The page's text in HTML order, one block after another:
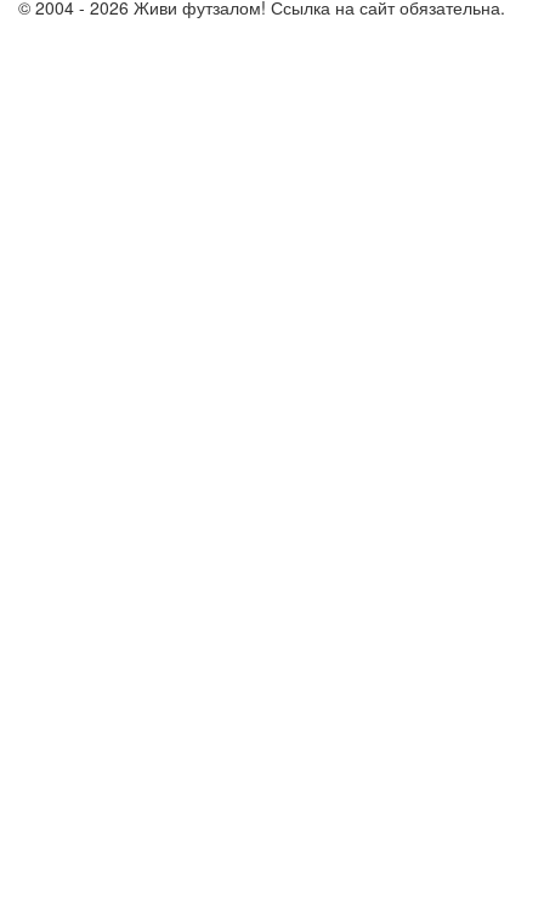
© 2004 - 2026 Живи футзалом! Ссылка на сайт обязательна.